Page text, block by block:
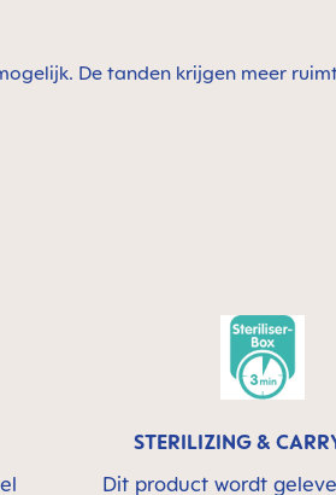
De tanden krijgen meer
STERILIZING &
Dit product wordt